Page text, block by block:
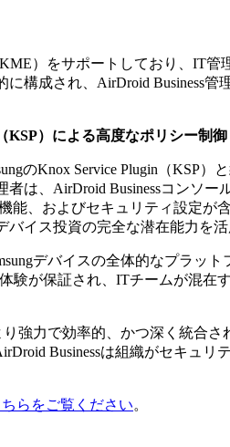
）をサポートしており、IT
構成され、AirDroid Business
KSP）による高度なポリシー制御
のKnox Service Plugin（KSP
は、AirDroid Businessコンソ
能、およびセキュリティ設定が
イス投資の完全な潜在能力を活
デバイスの全体的なプラ
が保証され、ITチームが混在
強力で効率的、かつ深く統
Businessは組織がセキュ
ちらをご覧ください。